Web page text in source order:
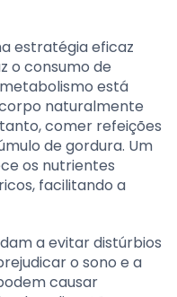
estratégia eficaz
o consumo de
está
naturalmente
comer refeições
de gordura. Um
os nutrientes
facilitando a
a evitar distúrbios
o sono e a
causar